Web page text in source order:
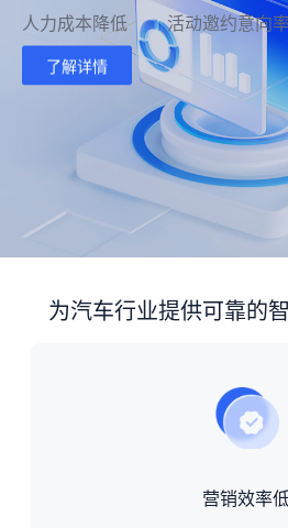
人力成本降低 活动邀约意向
了解详情
为汽车行业提供可靠的
营销效率